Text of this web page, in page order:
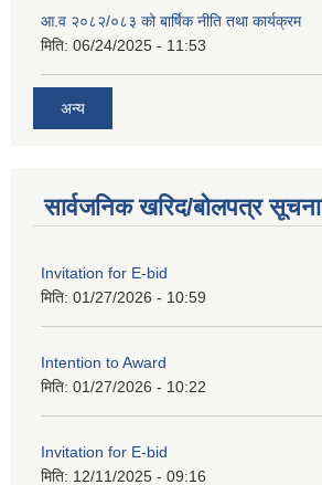
आ.व २०८२/०८३ को बार्षिक नीति तथा कार्यक्रम
मिति: 06/24/2025 - 11:53
अन्य
सार्वजनिक खरिद/बोलपत्र सूचना
Invitation for E-bid
मिति: 01/27/2026 - 10:59
Intention to Award
मिति: 01/27/2026 - 10:22
Invitation for E-bid
मिति: 12/11/2025 - 09:16